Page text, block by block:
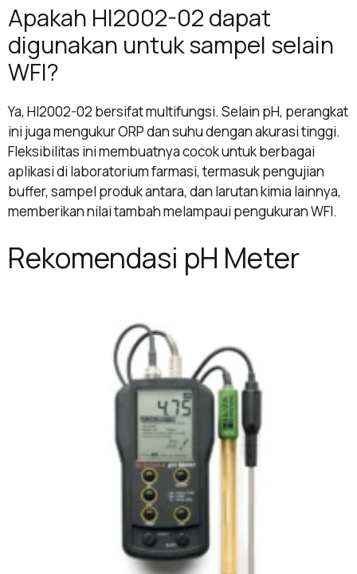
Apakah HI2002-02 dapat
digunakan untuk sampel selain
WFI?
Ya, HI2002-02 bersifat multifungsi. Selain pH, perangkat
ini juga mengukur ORP dan suhu dengan akurasi tinggi.
Fleksibilitas ini membuatnya cocok untuk berbagai
aplikasi di laboratorium farmasi, termasuk pengujian
buffer, sampel produk antara, dan larutan kimia lainnya,
memberikan nilai tambah melampaui pengukuran WFI.
Rekomendasi pH Meter